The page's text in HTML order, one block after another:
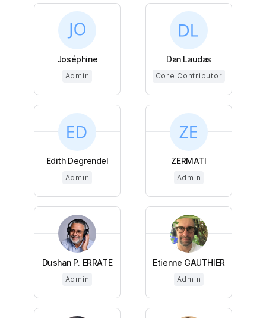
Joséphine
Admin
Dan Laudas
Core Contributor
Edith Degrendel
Admin
ZERMATI
Admin
Dushan P. ERRATE
Admin
Etienne GAUTHIER
Admin